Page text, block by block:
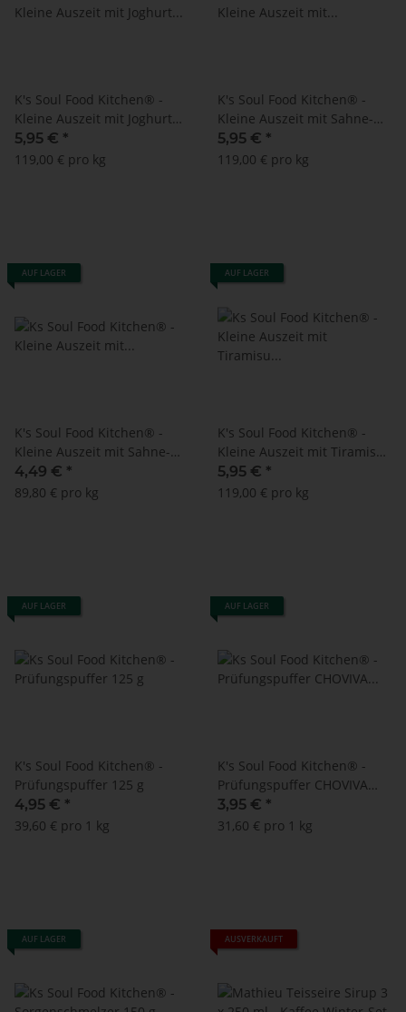
K's Soul Food Kitchen® -
Kleine Auszeit mit Joghurt
Cashewnüssen (50 g)
5,95 € *
119,00 € pro kg
K's Soul Food Kitchen® -
Kleine Auszeit mit Sahne-
Kakao-Mandeln (50 g)
5,95 € *
119,00 € pro kg
AUF LAGER
K's Soul Food Kitchen® -
Kleine Auszeit mit Sahne-
Kakao-Mandeln MHD:
21.05.2026 !! (50 g)
4,49 € *
89,80 € pro kg
AUF LAGER
K's Soul Food Kitchen® -
Kleine Auszeit mit Tiramisu
Mandeln (50 g)
5,95 € *
119,00 € pro kg
AUF LAGER
K's Soul Food Kitchen® -
Prüfungspuffer 125 g
4,95 € *
39,60 € pro 1 kg
AUF LAGER
K's Soul Food Kitchen® -
Prüfungspuffer CHOVIVA
125 g
3,95 € *
31,60 € pro 1 kg
AUF LAGER AUSVERKAUFT